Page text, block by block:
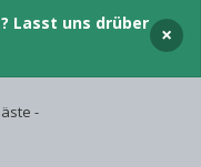
Lasst uns drüber
×
-